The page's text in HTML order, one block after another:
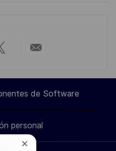
Compartir
por
correo
electrónico
de Software
personal
Cerrar